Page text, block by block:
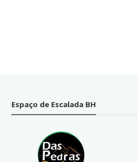
Espaço de Escalada BH